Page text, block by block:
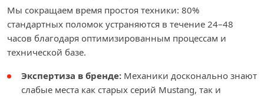
Мы сокращаем время простоя техники: 80%
стандартных поломок устраняются в течение 24–48
часов благодаря оптимизированным процессам и
технической базе.
Экспертиза в бренде: Механики досконально знают
слабые места как старых серий Mustang, так и